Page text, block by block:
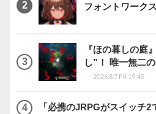
フォントワーク
『ほの暮しの庭
し”！ 唯一無二
2026.8.7 Fri 19:45
「必携のJRPGがスイッチ